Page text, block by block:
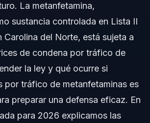
y Evidencia
Esperar en el Tribunal
que Influyen en Su Caso
que Debe Evitar
de Carolina del Norte y Florida
La metanfetamina,
sustancia controlada en Lista II
Carolina del Norte, está sujeta a
de condena por tráfico de
la ley y qué ocurre si
por tráfico de metanfetaminas es
preparar una defensa eficaz. En
para 2026 explicamos las